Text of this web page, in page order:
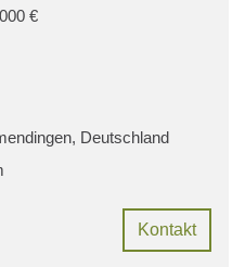
€
Deutschland
Kontakt